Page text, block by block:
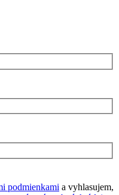
podmienkami a vyhlasujem,